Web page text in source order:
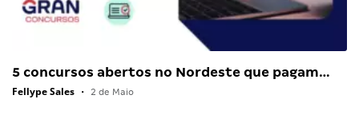
5 concursos abertos no Nordeste que pagam…
Fellype Sales • 2 de Maio